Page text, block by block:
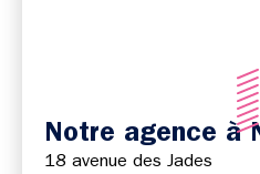
Notre agence à
18 avenue des Jades